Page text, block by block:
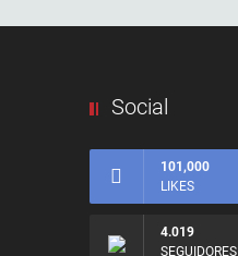
Social
101,000
LIKES
4.019
SEGUIDORES